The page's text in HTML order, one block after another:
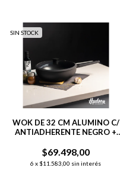
SIN STOCK
WOK DE 32 CM ALUMINO C/
ANTIADHERENTE NEGRO +
$69.498,00
6 x $11.583,00 sin interés